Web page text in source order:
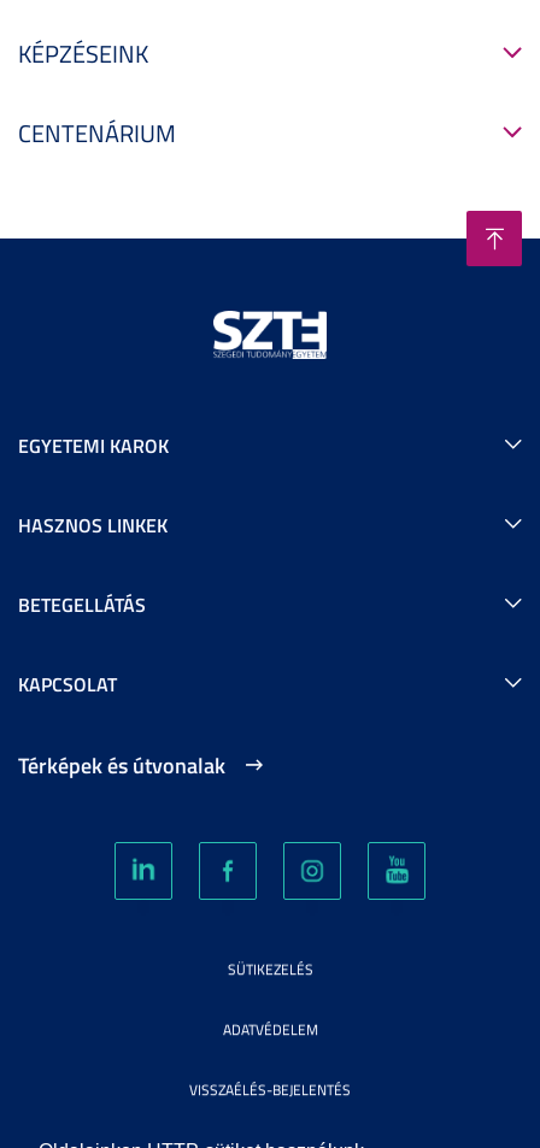
KÉPZÉSEINK
CENTENÁRIUM
EGYETEMI KAROK
HASZNOS LINKEK
BETEGELLÁTÁS
KAPCSOLAT
Térképek és útvonalak
SÜTIKEZELÉS
ADATVÉDELEM
VISSZAÉLÉS-BEJELENTÉS